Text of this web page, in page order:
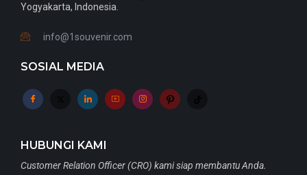
Yogyakarta, Indonesia.
info@1souvenir.com
SOSIAL MEDIA
HUBUNGI KAMI
Customer Relation Officer (CRO) kami siap membantu Anda.